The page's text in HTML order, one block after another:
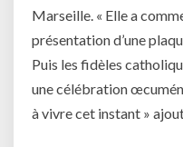
Marseille. « Elle a
présentation d’une
Puis les fidèles
une célébration
à vivre cet instant »